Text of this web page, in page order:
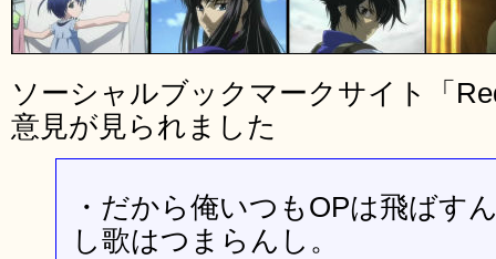
ソーシャルブックマークサイト「
意見が見られました
・だから俺いつもOPは飛ばす
し歌はつまらんし。